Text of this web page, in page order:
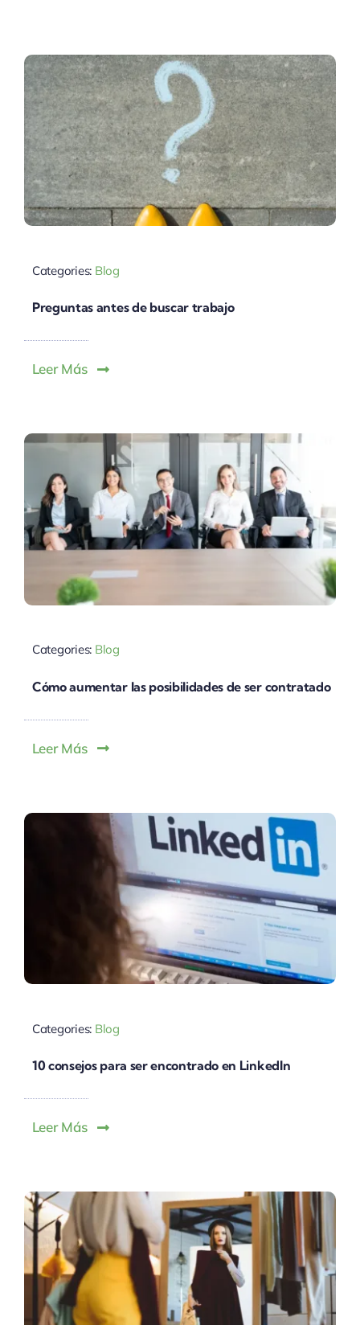
Categories: Blog
Preguntas antes de buscar trabajo
Leer Más
Categories: Blog
Cómo aumentar las posibilidades de ser contratado
Leer Más
Categories: Blog
10 consejos para ser encontrado en LinkedIn
Leer Más